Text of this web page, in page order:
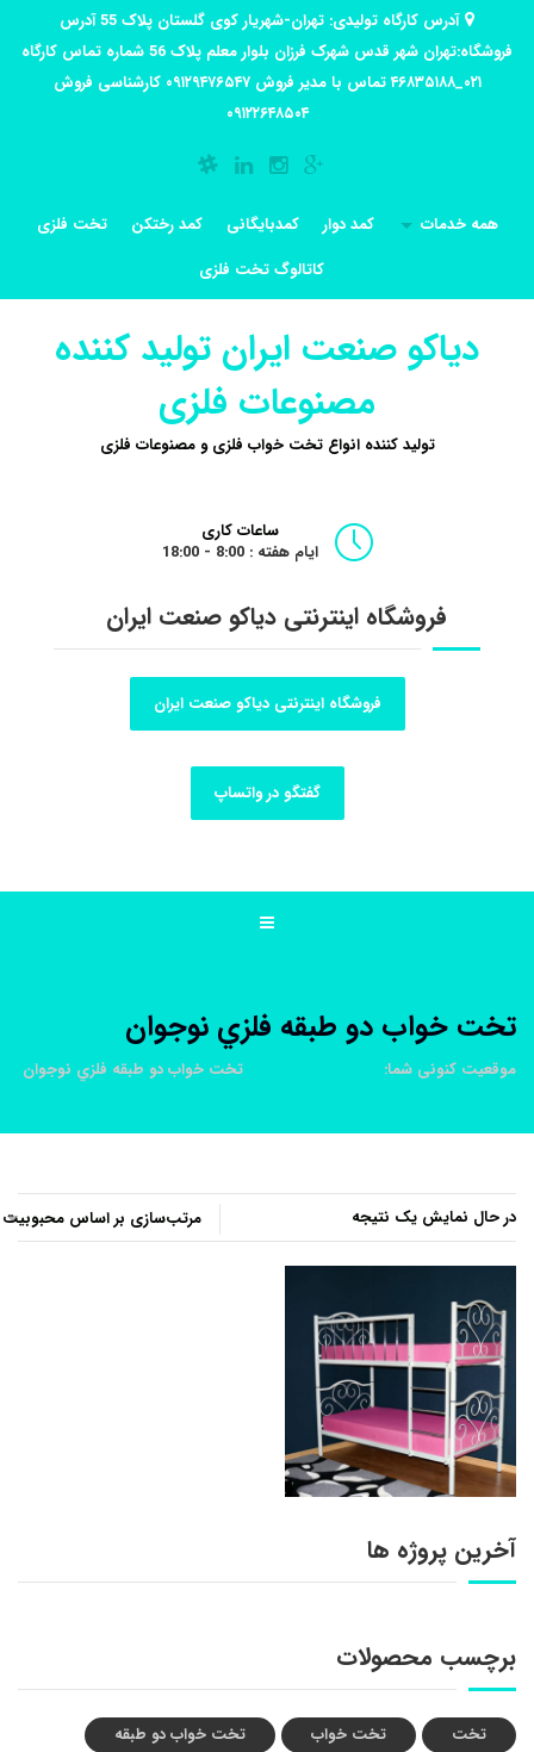
آدرس کارگاه تولیدی: تهران-شهریار کوی گلستان پلاک 55 آدرس
فروشگاه:تهران شهر قدس شهرک فرزان بلوار معلم پلاک 56 شماره تماس کارگاه
۰۲۱_۴۶۸۳۵۱۸۸ تماس با مدیر فروش ۰۹۱۲۹۴۷۶۵۴۷ کارشناسی فروش
۰۹۱۲۲۶۴۸۵۰۴
همه خدمات کمد دوار کمدبایگانی کمد رختکن
تخت فلزی
کاتالوگ تخت فلزی
دیاکو صنعت ایران تولید کننده
مصنوعات فلزی
تولید کننده انواع تخت خواب فلزی و مصنوعات فلزی
ساعات کاری
ایام هفته : 8:00 - 18:00
فروشگاه اینترنتی دیاکو صنعت ایران
فروشگاه اینترنتی دیاکو صنعت ایران
گفتگو در واتساپ
تخت خواب دو طبقه فلزي نوجوان
موقعیت کنونی شما: تخت خواب دو طبقه فلزي نوجوان
در حال نمایش یک نتیجه
آخرین پروژه ها
برچسب محصولات
تخت تخت خواب
تخت خواب دو طبقه